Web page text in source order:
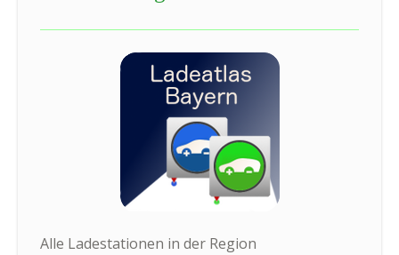
Alle Ladestationen in der Region